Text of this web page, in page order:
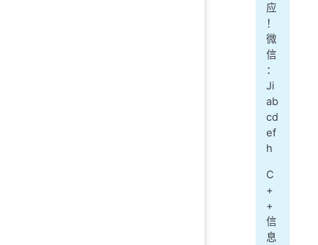
应
！
微
信
：
Ji
ab
cd
ef
h
C
+
+
信
息